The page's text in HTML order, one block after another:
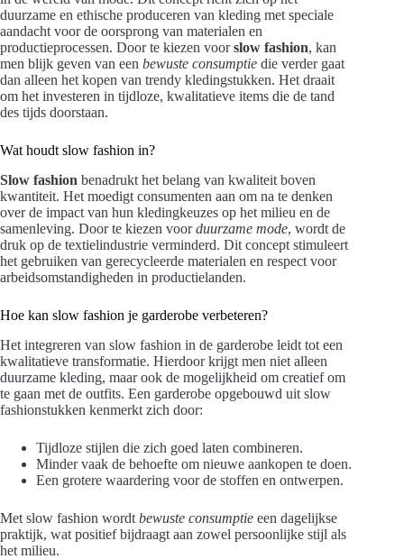
duurzame en ethische produceren van kleding met speciale
aandacht voor de oorsprong van materialen en
productieprocessen. Door te kiezen voorslow fashion, kan
men blijk geven van een bewuste consumptie die verder gaat
dan alleen het kopen van trendy kledingstukken. Het draait
om het investeren in tijdloze, kwalitatieve items die de tand
des tijds doorstaan.
Wat houdt slow fashion in?
Slow fashion benadrukt het belang van kwaliteit boven
kwantiteit. Het moedigt consumenten aan om na te denken
over de impact van hun kledingkeuzes op het milieu en de
samenleving. Door te kiezen voorduurzame mode, wordt de
druk op de textielindustrie verminderd. Dit concept stimuleert
het gebruiken van gerecycleerde materialen en respect voor
arbeidsomstandigheden in productielanden.
Hoe kan slow fashion je garderobe verbeteren?
Het integreren van slow fashion in de garderobe leidt tot een
kwalitatieve transformatie. Hierdoor krijgt men niet alleen
duurzame kleding, maar ook de mogelijkheid om creatief om
te gaan met de outfits. Een garderobe opgebouwd uit slow
fashionstukken kenmerkt zich door:
Tijdloze stijlen die zich goed laten combineren.
Minder vaak de behoefte om nieuwe aankopen te doen.
Een grotere waardering voor de stoffen en ontwerpen.
Met slow fashion wordt bewuste consumptie een dagelijkse
praktijk, wat positief bijdraagt aan zowel persoonlijke stijl als
het milieu.